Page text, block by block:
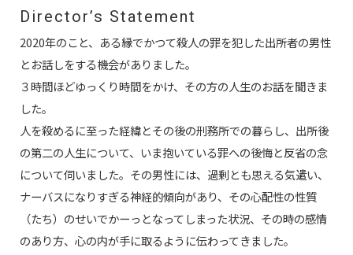
Director’s Statement
2020年のこと、ある縁でかつて殺人の罪を犯した出所者の男性
とお話しをする機会がありました。
３時間ほどゆっくり時間をかけ、その方の人生のお話を聞きま
した。
人を殺めるに至った経緯とその後の刑務所での暮らし、出所後
の第二の人生について、いま抱いている罪への後悔と反省の念
について伺いました。その男性には、過剰とも思える気遣い、
ナーバスになりすぎる神経的傾向があり、その心配性の性質
（たち）のせいでかーっとなってしまった状況、その時の感情
のあり方、心の内が手に取るように伝わってきました。